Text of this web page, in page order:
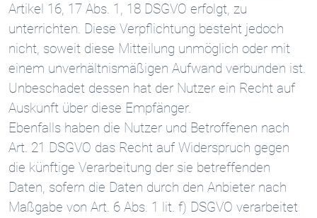
Artikel 16, 17 Abs. 1, 18 DSGVO erfolgt, zu
unterrichten. Diese Verpflichtung besteht jedoch
nicht, soweit diese Mitteilung unmöglich oder mit
einem unverhältnismäßigen Aufwand verbunden ist.
Unbeschadet dessen hat der Nutzer ein Recht auf
Auskunft über diese Empfänger.
Ebenfalls haben die Nutzer und Betroffenen nach
Art. 21 DSGVO das Recht auf Widerspruch gegen
die künftige Verarbeitung der sie betreffenden
Daten, sofern die Daten durch den Anbieter nach
Maßgabe von Art. 6 Abs. 1 lit. f) DSGVO verarbeitet